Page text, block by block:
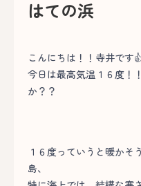
はての浜
こんにちは！！寺井です
今日は最高気温１６度！
か？？
１６度っていうと暖かそ
島、